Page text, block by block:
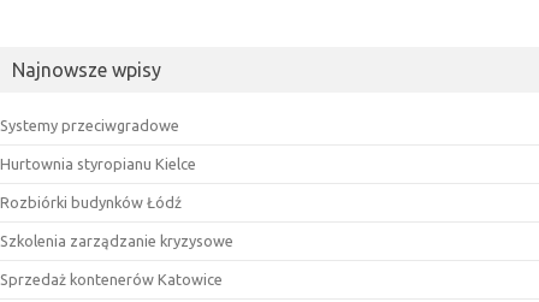
Najnowsze wpisy
Systemy przeciwgradowe
Hurtownia styropianu Kielce
Rozbiórki budynków Łódź
Szkolenia zarządzanie kryzysowe
Sprzedaż kontenerów Katowice